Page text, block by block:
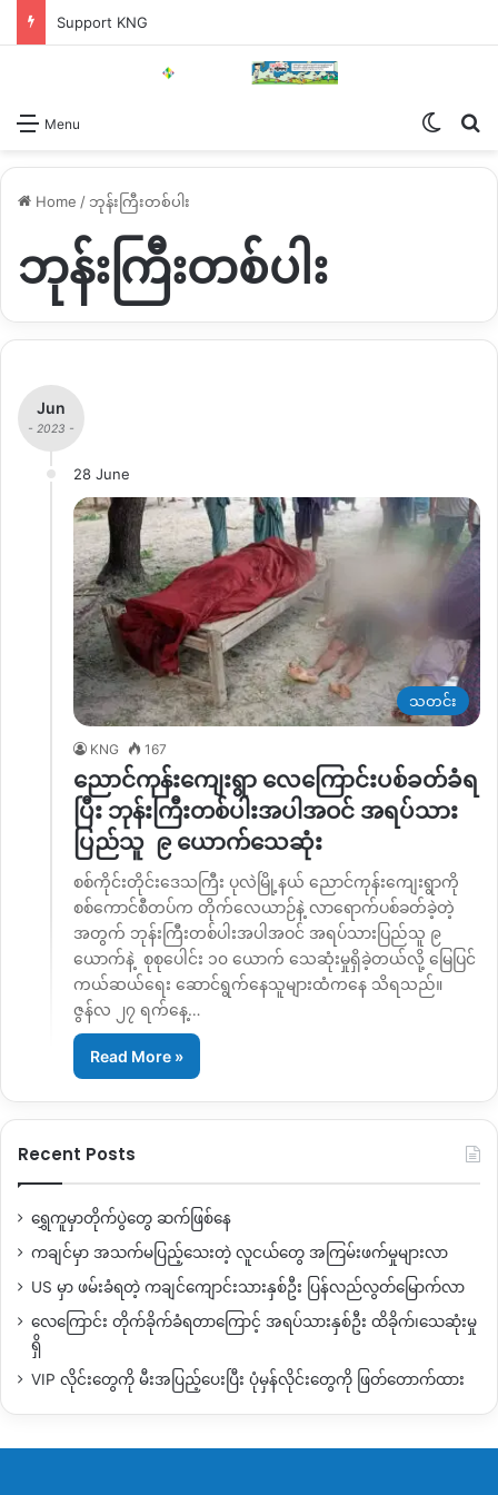
Support KNG
Menu
Home / ဘုန်းကြီးတစ်ပါး
ဘုန်းကြီးတစ်ပါး
Jun
- 2023 -
28 June
သတင်း
KNG 167
ညောင်ကုန်းကျေးရွာ လေကြောင်းပစ်ခတ်ခံရ
ပြီး ဘုန်းကြီးတစ်ပါးအပါအဝင် အရပ်သား
ပြည်သူ ၉ ယောက်သေဆုံး
စစ်ကိုင်းတိုင်းဒေသကြီး ပုလဲမြို့နယ် ညောင်ကုန်းကျေးရွာကို
စစ်ကောင်စီတပ်က တိုက်လေယာဉ်နဲ့ လာရောက်ပစ်ခတ်ခဲ့တဲ့
အတွက် ဘုန်းကြီးတစ်ပါးအပါအဝင် အရပ်သားပြည်သူ ၉
ယောက်နဲ့ စုစုပေါင်း ၁၀ ယောက် သေဆုံးမှုရှိခဲ့တယ်လို့ မြေပြင်
ကယ်ဆယ်ရေး ဆောင်ရွက်နေသူများထံကနေ သိရသည်။
ဇွန်လ ၂၇ ရက်နေ့…
Read More »
Recent Posts
ရွှေကူမှာတိုက်ပွဲတွေ ဆက်ဖြစ်နေ
ကချင်မှာ အသက်မပြည့်သေးတဲ့ လူငယ်တွေ အကြမ်းဖက်မှုများလာ
US မှာ ဖမ်းခံရတဲ့ ကချင်ကျောင်းသားနှစ်ဦး ပြန်လည်လွတ်မြောက်လာ
လေကြောင်း တိုက်ခိုက်ခံရတာကြောင့် အရပ်သားနှစ်ဦး ထိခိုက်၊သေဆုံးမှု
ရှိ
VIP လိုင်းတွေကို မီးအပြည့်ပေးပြီး ပုံမှန်လိုင်းတွေကို ဖြတ်တောက်ထား